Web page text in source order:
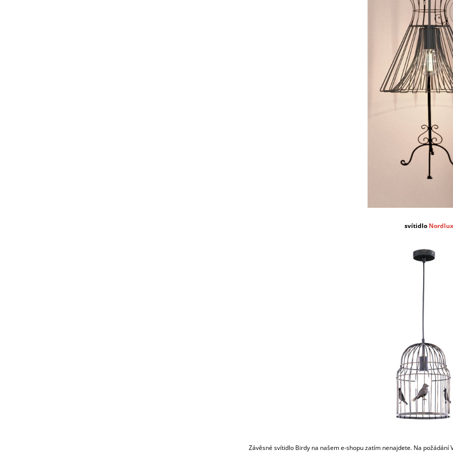
svítidlo Nordlux
Závěsné svítidlo Birdy na našem e-shopu zatím nenajdete. Na požádání